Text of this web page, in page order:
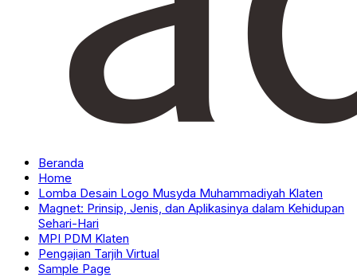
Beranda
Home
Lomba Desain Logo Musyda Muhammadiyah Klaten
Magnet: Prinsip, Jenis, dan Aplikasinya dalam Kehidupan
Sehari-Hari
MPI PDM Klaten
Pengajian Tarjih Virtual
Sample Page